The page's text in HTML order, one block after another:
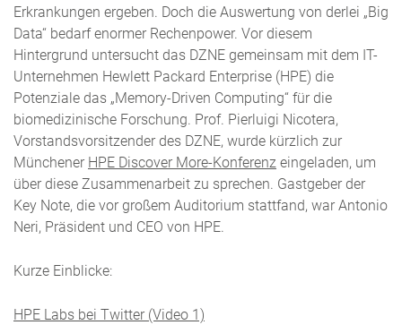
Erkrankungen ergeben. Doch die Auswertung von derlei „Big
Data“ bedarf enormer Rechenpower. Vor diesem
Hintergrund untersucht das DZNE gemeinsam mit dem IT-
Unternehmen Hewlett Packard Enterprise (HPE) die
Potenziale das „Memory-Driven Computing“ für die
biomedizinische Forschung. Prof. Pierluigi Nicotera,
Vorstandsvorsitzender des DZNE, wurde kürzlich zur
Münchener HPE Discover More-Konferenz eingeladen, um
über diese Zusammenarbeit zu sprechen. Gastgeber der
Key Note, die vor großem Auditorium stattfand, war Antonio
Neri, Präsident und CEO von HPE.
Kurze Einblicke:
HPE Labs bei Twitter (Video 1)